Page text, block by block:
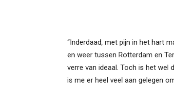
“Inderdaad, met pijn in het hart
en weer tussen Rotterdam en
verre van ideaal. Toch is het wel
is me er heel veel aan gelegen